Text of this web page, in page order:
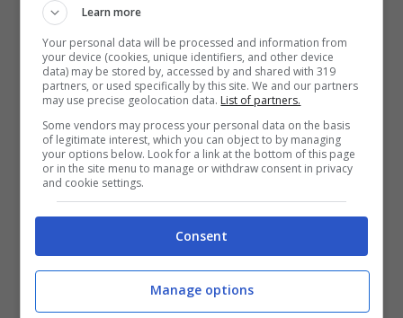
Learn more
Your personal data will be processed and information from
your device (cookies, unique identifiers, and other device
data) may be stored by, accessed by and shared with 319
partners, or used specifically by this site. We and our partners
may use precise geolocation data. List of partners.
Some vendors may process your personal data on the basis
of legitimate interest, which you can object to by managing
your options below. Look for a link at the bottom of this page
or in the site menu to manage or withdraw consent in privacy
and cookie settings.
Consent
Manage options